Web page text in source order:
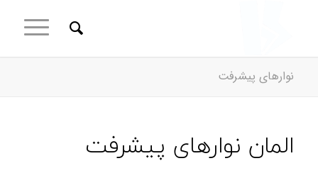
نوارهای پیشرفت
المان نوارهای پیشرفت